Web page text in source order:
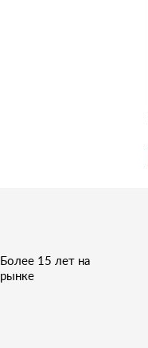
Более 15 лет на
рынке